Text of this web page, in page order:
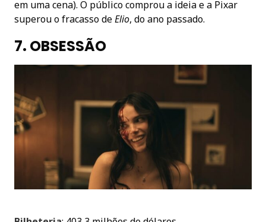
em uma cena). O público comprou a ideia e a Pixar
superou o fracasso deElio, do ano passado.
7. OBSESSÃO